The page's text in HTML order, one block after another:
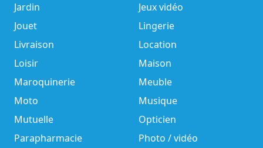
Jardin
Jeux vidéo
Jouet
Lingerie
Livraison
Location
Loisir
Maison
Maroquinerie
Meuble
Moto
Musique
Mutuelle
Opticien
Parapharmacie
Photo / vidéo